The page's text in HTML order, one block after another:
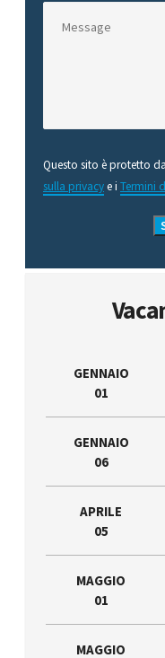
Questo sito è protetto
sulla privacye i Termini
GENNAIO
01
GENNAIO
06
APRILE
05
MAGGIO
01
MAGGIO